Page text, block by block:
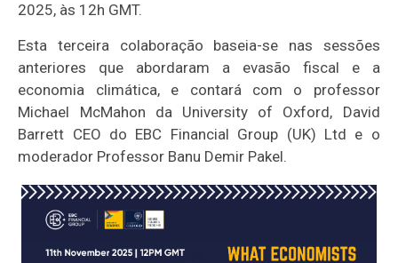
2025, às 12h GMT.
Esta terceira colaboração baseia-se nas sessões
anteriores que abordaram a evasão fiscal e a
economia climática, e contará com o professor
Michael McMahon da University of Oxford, David
Barrett CEO do EBC Financial Group (UK) Ltd e o
moderador Professor Banu Demir Pakel.